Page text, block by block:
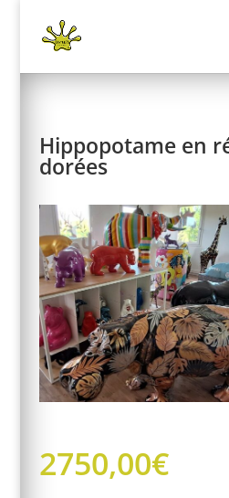
Hippopotame en
dorées
2750,00€